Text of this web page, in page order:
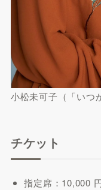
小松未可子（「いつ
チケット
指定席：10,000